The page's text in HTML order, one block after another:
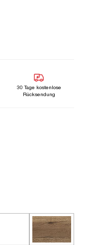
30 Tage kostenlose
Rücksendung